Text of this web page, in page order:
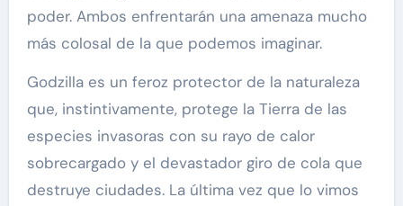
poder. Ambos enfrentarán una amenaza mucho
más colosal de la que podemos imaginar.
Godzilla es un feroz protector de la naturaleza
que, instintivamente, protege la Tierra de las
especies invasoras con su rayo de calor
sobrecargado y el devastador giro de cola que
destruye ciudades. La última vez que lo vimos